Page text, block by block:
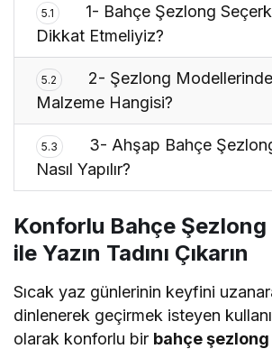
5.1
1- Bahçe Şezlong
Dikkat Etmeliyiz?
5.2
2- Şezlong
Malzeme Hangisi?
5.3
3- Ahşap Bahçe Şezlong
Nasıl Yapılır?
Konforlu Bahçe
ile Yazın Tadını Çıkarın
Sıcak yaz günlerinin keyfini
dinlenerek geçirmek isteyen
olarak konforlu bir bahçe şezlong